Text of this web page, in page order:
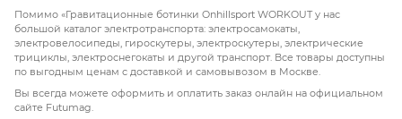
Помимо «Гравитационные ботинки Onhillsport WORKOUT у нас
большой каталог электротранспорта: электросамокаты,
электровелосипеды, гироскутеры, электроскутеры, электрические
трициклы, электроснегокаты и другой транспорт. Все товары доступны
по выгодным ценам с доставкой и самовывозом в Москве.
Вы всегда можете оформить и оплатить заказ онлайн на официальном
сайте Futumag.